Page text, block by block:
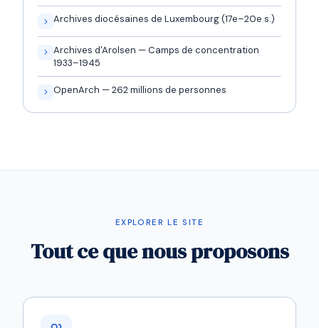
Archives diocésaines de Luxembourg (17e–20e s.)
Archives d'Arolsen — Camps de concentration
1933–1945
OpenArch — 262 millions de personnes
EXPLORER LE SITE
Tout ce que nous proposons